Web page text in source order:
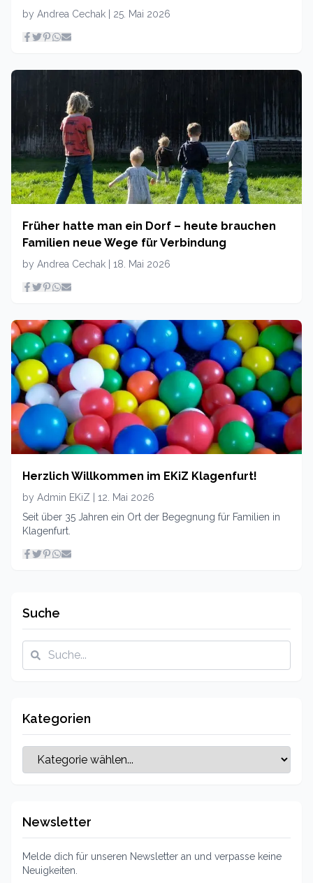
by Andrea Cechak | 25. Mai 2026
Früher hatte man ein Dorf – heute brauchen
Familien neue Wege für Verbindung
by Andrea Cechak | 18. Mai 2026
Herzlich Willkommen im EKiZ Klagenfurt!
by Admin EKiZ | 12. Mai 2026
Seit über 35 Jahren ein Ort der Begegnung für Familien in
Klagenfurt.
Suche
Kategorien
Newsletter
Melde dich für unseren Newsletter an und verpasse keine
Neuigkeiten.